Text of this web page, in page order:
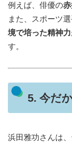
例えば、俳優の
また、スポーツ
境で培った精神力
す。
5. 今だ
浜田雅功さんは